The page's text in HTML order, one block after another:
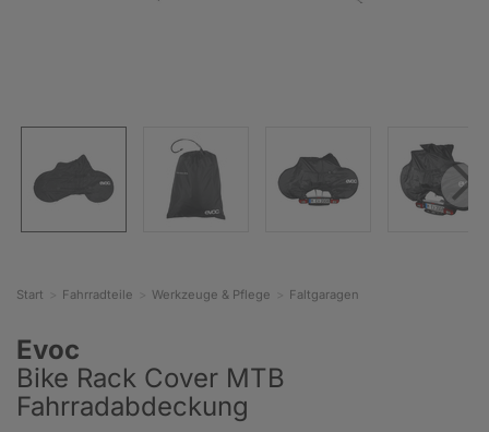
Start Fahrradteile Werkzeuge & Pflege Faltgaragen
Evoc
Bike Rack Cover MTB
Fahrradabdeckung